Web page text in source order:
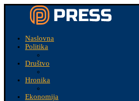
Naslovna
Politika
Društvo
Hronika
Ekonomija